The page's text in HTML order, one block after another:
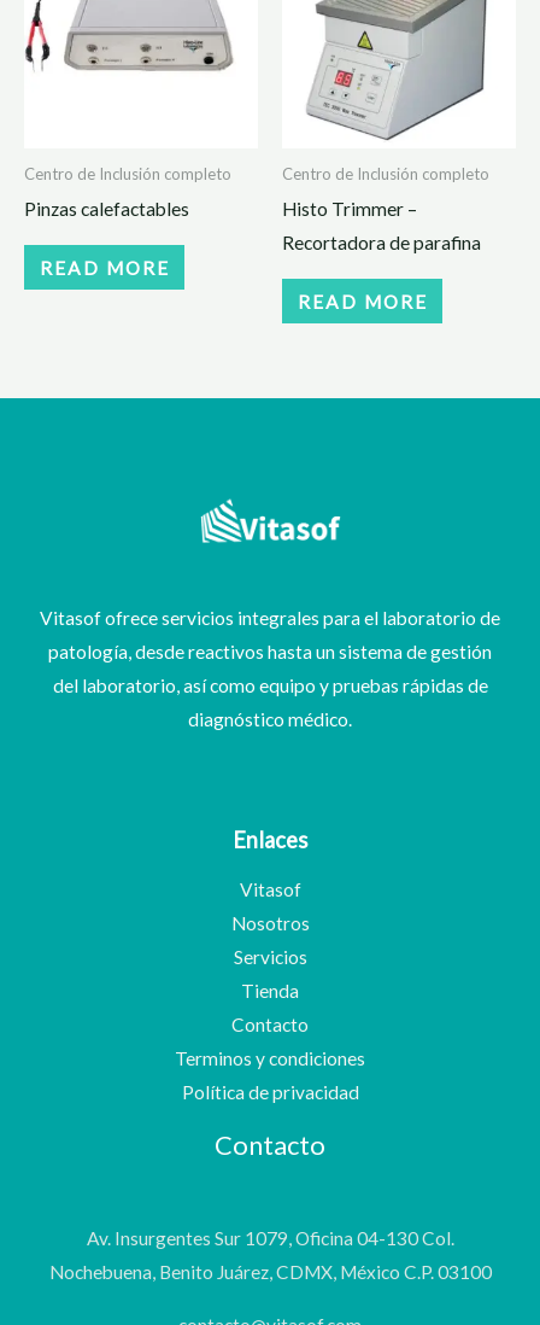
Centro de Inclusión completo
Pinzas calefactables
READ MORE
Centro de Inclusión completo
Histo Trimmer –
Recortadora de parafina
READ MORE
Vitasof ofrece servicios integrales para el laboratorio de
patología, desde reactivos hasta un sistema de gestión
del laboratorio, así como equipo y pruebas rápidas de
diagnóstico médico.
Enlaces
Vitasof
Nosotros
Servicios
Tienda
Contacto
Terminos y condiciones
Política de privacidad
Contacto
Av. Insurgentes Sur 1079, Oficina 04-130 Col.
Nochebuena, Benito Juárez, CDMX, México C.P. 03100